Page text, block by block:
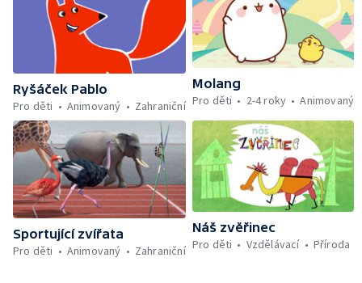
Ryšáček Pablo
Pro děti
Animovaný Zahraniční
Molang
Pro děti
2-4 roky Animovaný
Sportující zvířata
Pro děti
Animovaný Zahraniční
Náš zvěřinec
Pro děti
Vzdělávací Příroda